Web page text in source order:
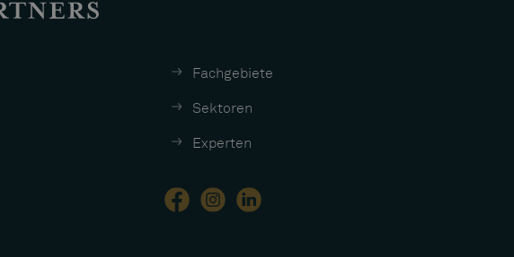
Fachgebiete
Sektoren
Experten